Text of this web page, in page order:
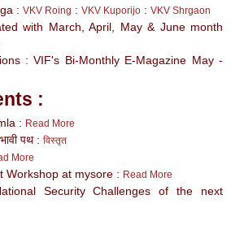
: VKV Roing : VKV Kuporijo : VKV Shrgaon
with March, April, May & June month
: VIF's Bi-Monthly E-Magazine May -
:
: Read More
पथ : विस्तृत
More
Workshop at mysore : Read More
Security Challenges of the next